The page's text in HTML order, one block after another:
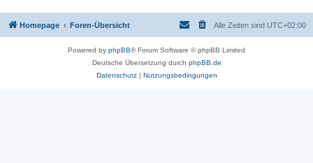
Homepage Foren-Übersicht Alle Zeiten sind UTC+02:00
Powered by phpBB® Forum Software © phpBB Limited
Deutsche Übersetzung durch phpBB.de
Datenschutz| Nutzungsbedingungen